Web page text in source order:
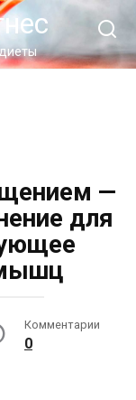
—
для
Комментарии
0